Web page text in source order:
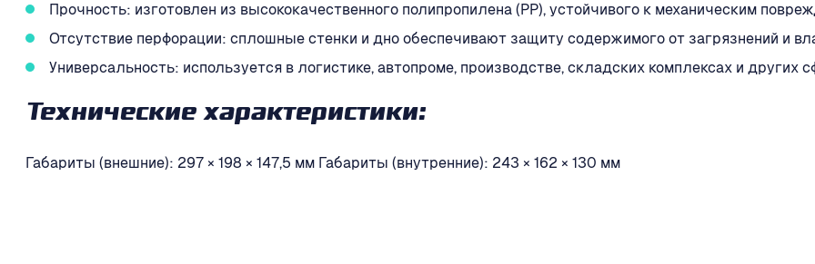
Прочность: изготовлен из высококачественного полипропилена (PP), устойчивого к механическим
Отсутствие перфорации: сплошные стенки и дно обеспечивают защиту содержимого от загрязнений и
Универсальность: используется в логистике, автопроме, производстве, складских комплексах и других
Технические характеристики:
Габариты (внешние): 297 × 198 × 147,5 мм Габариты (внутренние): 243 × 162 × 130 мм